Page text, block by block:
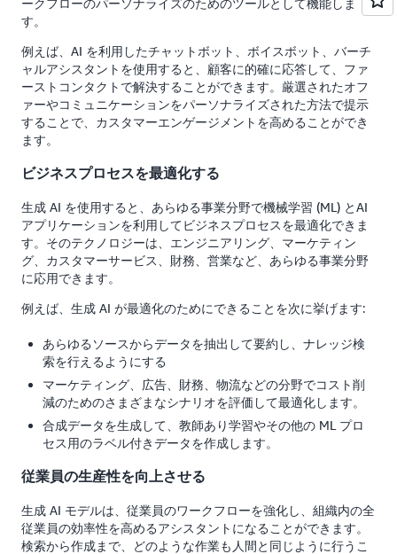
ークフローのパーソナライズのためのツールとして機能しま
す。
例えば、AI を利用したチャットボット、ボイスボット、バーチ
ャルアシスタントを使用すると、顧客に的確に応答して、ファ
ーストコンタクトで解決することができます。厳選されたオフ
ァーやコミュニケーションをパーソナライズされた方法で提示
することで、カスタマーエンゲージメントを高めることができ
ます。
ビジネスプロセスを最適化する
生成 AI を使用すると、あらゆる事業分野で機械学習 (ML) とAI
アプリケーションを利用してビジネスプロセスを最適化できま
す。そのテクノロジーは、エンジニアリング、マーケティン
グ、カスタマーサービス、財務、営業など、あらゆる事業分野
に応用できます。
例えば、生成 AI が最適化のためにできることを次に挙げます:
あらゆるソースからデータを抽出して要約し、ナレッジ検
索を行えるようにする
マーケティング、広告、財務、物流などの分野でコスト削
減のためのさまざまなシナリオを評価して最適化します。
合成データを生成して、教師あり学習やその他の ML プロ
セス用のラベル付きデータを作成します。
従業員の生産性を向上させる
生成 AI モデルは、従業員のワークフローを強化し、組織内の全
従業員の効率性を高めるアシスタントになることができます。
検索から作成まで、どのような作業も人間と同じように行うこ